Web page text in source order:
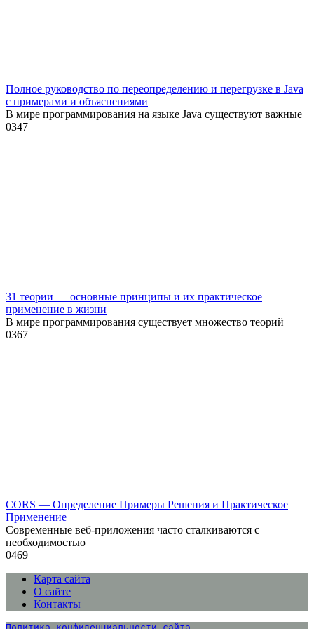
Полное руководство по переопределению и перегрузке в Java
с примерами и объяснениями
В мире программирования на языке Java существуют важные
0347
31 теории — основные принципы и их практическое
применение в жизни
В мире программирования существует множество теорий
0367
CORS — Определение Примеры Решения и Практическое
Применение
Современные веб-приложения часто сталкиваются с
необходимостью
0469
Карта сайта
О сайте
Контакты